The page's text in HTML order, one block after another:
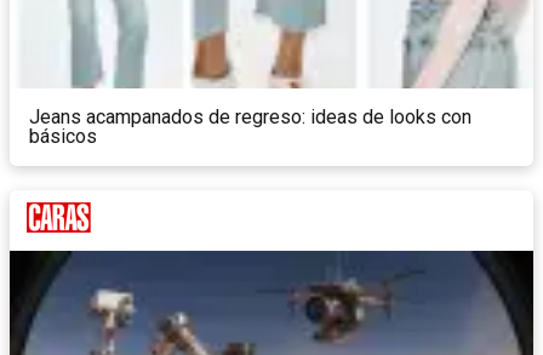
Jeans acampanados de regreso: ideas de looks con
básicos